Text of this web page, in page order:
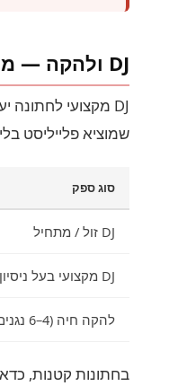
DJ ולהקה — מה ההבדל בין "זול" ל"מבוקש"
שמוציא פלייליסט
סוג ספק
DJ זול / מתחיל
DJ מקצועי בעל ניסיון
להקה חיה (4–6 נגנים)
בחתונות קטנות,